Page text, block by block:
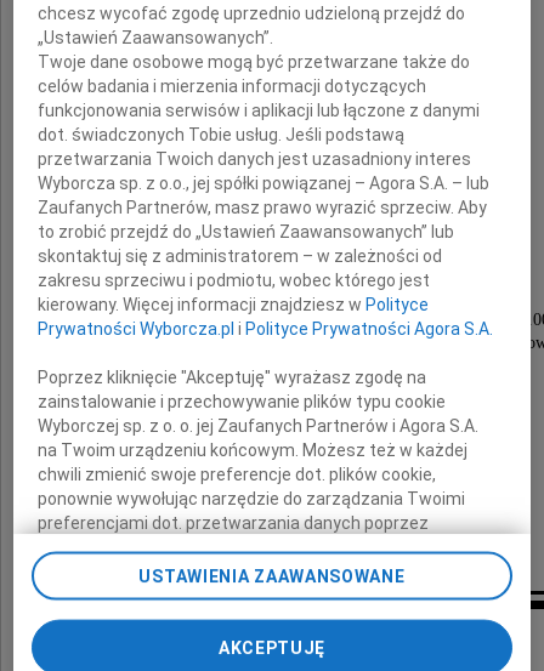
W dniu 17 lutego 2010 roku zmarł,
Witold Skaruch
Aktor i reżyser
Nabożeństwo żałobne zostanie odprawione
dnia 24 lutego 2010 roku (środa) o godzinie
w kościele Matki Boskiej ul. Kościelna w
po czym nastąpi odprowadzenie Zmarłego
do grobu na cmentarz miejscowy.
O czym zawiadamiają pogrążeni
w głębokim smutku
żona, rodzina i przyjaciele
Kondolencje
chcesz wycofać zgodę uprzednio udzieloną przejdź do
„Ustawień Zaawansowanych”.
Twoje dane osobowe mogą być przetwarzane także do
celów badania i mierzenia informacji dotyczących
funkcjonowania serwisów i aplikacji lub łączone z danymi
dot. świadczonych Tobie usług. Jeśli podstawą
przetwarzania Twoich danych jest uzasadniony interes
Wyborcza sp. z o.o., jej spółki powiązanej – Agora S.A. – lub
Zaufanych Partnerów, masz prawo wyrazić sprzeciw. Aby
to zrobić przejdź do „Ustawień Zaawansowanych” lub
skontaktuj się z administratorem – w zależności od
zakresu sprzeciwu i podmiotu, wobec którego jest
kierowany. Więcej informacji znajdziesz wPolityce
Prywatności Wyborcza.pl iPolityce Prywatności Agora S.A.
Poprzez kliknięcie "Akceptuję" wyrażasz zgodę na
zainstalowanie i przechowywanie plików typu cookie
Wyborczej sp. z o. o. jej Zaufanych Partnerów i Agora S.A.
na Twoim urządzeniu końcowym. Możesz też w każdej
chwili zmienić swoje preferencje dot. plików cookie,
ponownie wywołując narzędzie do zarządzania Twoimi
preferencjami dot. przetwarzania danych poprzez
odnośnik „Ustawienia prywatności” w stopce serwisu i
przechodząc do sekcji „Ustawienia zaawansowane”.
Zmiana ustawień plików cookie możliwa jest także za
pomocą ustawień przeglądarki.
USTAWIENIA ZAAWANSOWANE
AKCEPTUJĘ